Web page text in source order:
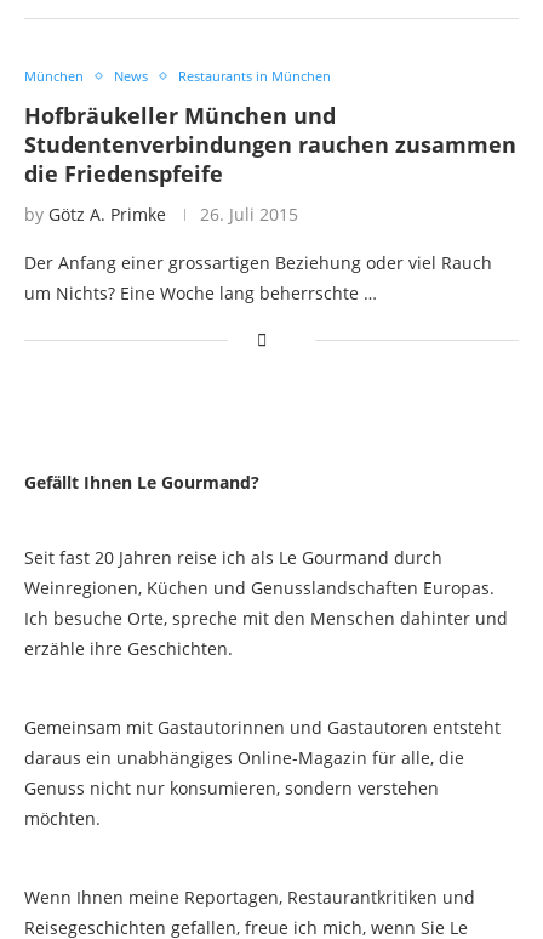
München News Restaurants in München
Hofbräukeller München und
Studentenverbindungen rauchen zusammen
die Friedenspfeife
by Götz A. Primke 26. Juli 2015
Der Anfang einer grossartigen Beziehung oder viel Rauch
um Nichts? Eine Woche lang beherrschte …
Gefällt Ihnen Le Gourmand?
Seit fast 20 Jahren reise ich als Le Gourmand durch
Weinregionen, Küchen und Genusslandschaften Europas.
Ich besuche Orte, spreche mit den Menschen dahinter und
erzähle ihre Geschichten.
Gemeinsam mit Gastautorinnen und Gastautoren entsteht
daraus ein unabhängiges Online-Magazin für alle, die
Genuss nicht nur konsumieren, sondern verstehen
möchten.
Wenn Ihnen meine Reportagen, Restaurantkritiken und
Reisegeschichten gefallen, freue ich mich, wenn Sie Le